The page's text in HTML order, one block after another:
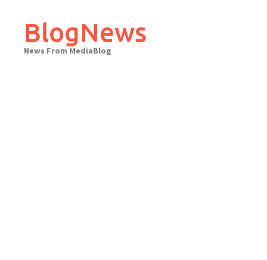
contentBlogNews
News From MediaBlog